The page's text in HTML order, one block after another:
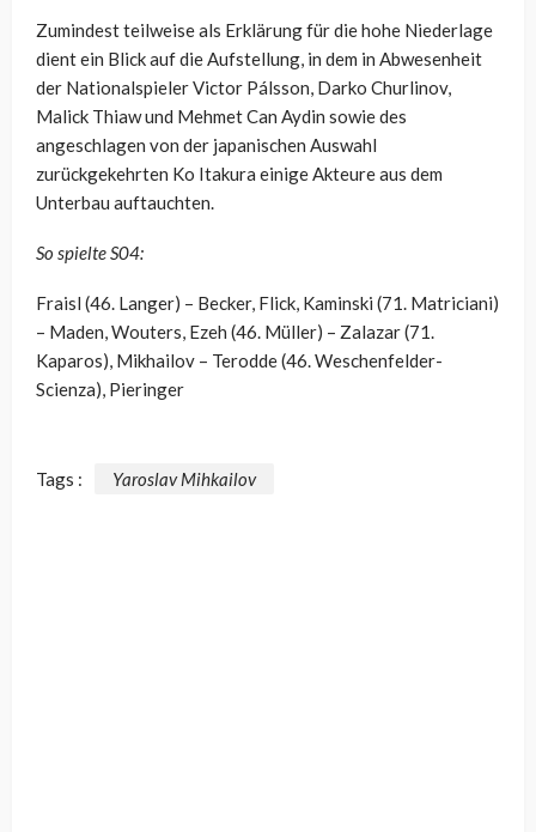
Zumindest teilweise als Erklärung für die hohe Niederlage
dient ein Blick auf die Aufstellung, in dem in Abwesenheit
der Nationalspieler Victor Pálsson, Darko Churlinov,
Malick Thiaw und Mehmet Can Aydin sowie des
angeschlagen von der japanischen Auswahl
zurückgekehrten Ko Itakura einige Akteure aus dem
Unterbau auftauchten.
So spielte S04:
Fraisl (46. Langer) – Becker, Flick, Kaminski (71. Matriciani)
– Maden, Wouters, Ezeh (46. Müller) – Zalazar (71.
Kaparos), Mikhailov – Terodde (46. Weschenfelder-
Scienza), Pieringer
Tags : Yaroslav Mihkailov